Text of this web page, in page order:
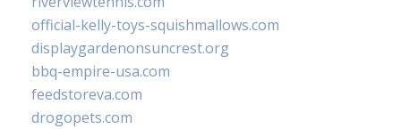
official-kelly-toys-squishmallows.com
displaygardenonsuncrest.org
bbq-empire-usa.com
feedstoreva.com
drogopets.com